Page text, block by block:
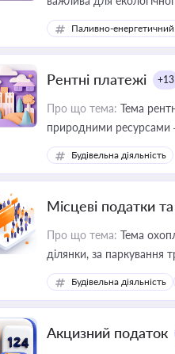
законодавства
Паливно-
Рентні платежі +13
Про що тема: Тема
природними
Будівельна діяльність
Місцеві податки
Про що тема: Тема
Будівельна діяльність
Акцизний податок